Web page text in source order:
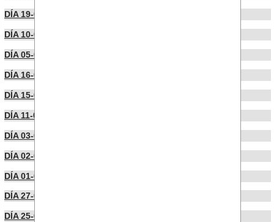
DÍA 19-06-2024
DÍA 10-06-2024
DÍA 05-06-2024
DÍA 16-04-2024
DÍA 15-04-2024
DÍA 11-04-2024
DÍA 03-04-2024
DÍA 02-04-2024
DÍA 01-04-2024
DÍA 27-03-2024
DÍA 25-03-2024